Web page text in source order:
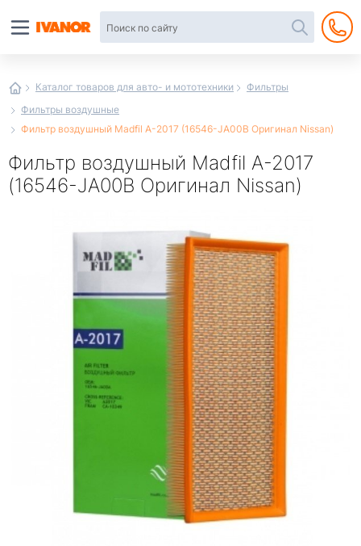
Каталог товаров для авто- и мототехники
Фильтры
Фильтры воздушные
Фильтр воздушный Madfil A-2017 (16546-JA00B Оригинал Nissan)
Фильтр воздушный Madfil A-2017
(16546-JA00B Оригинал Nissan)
интернет-